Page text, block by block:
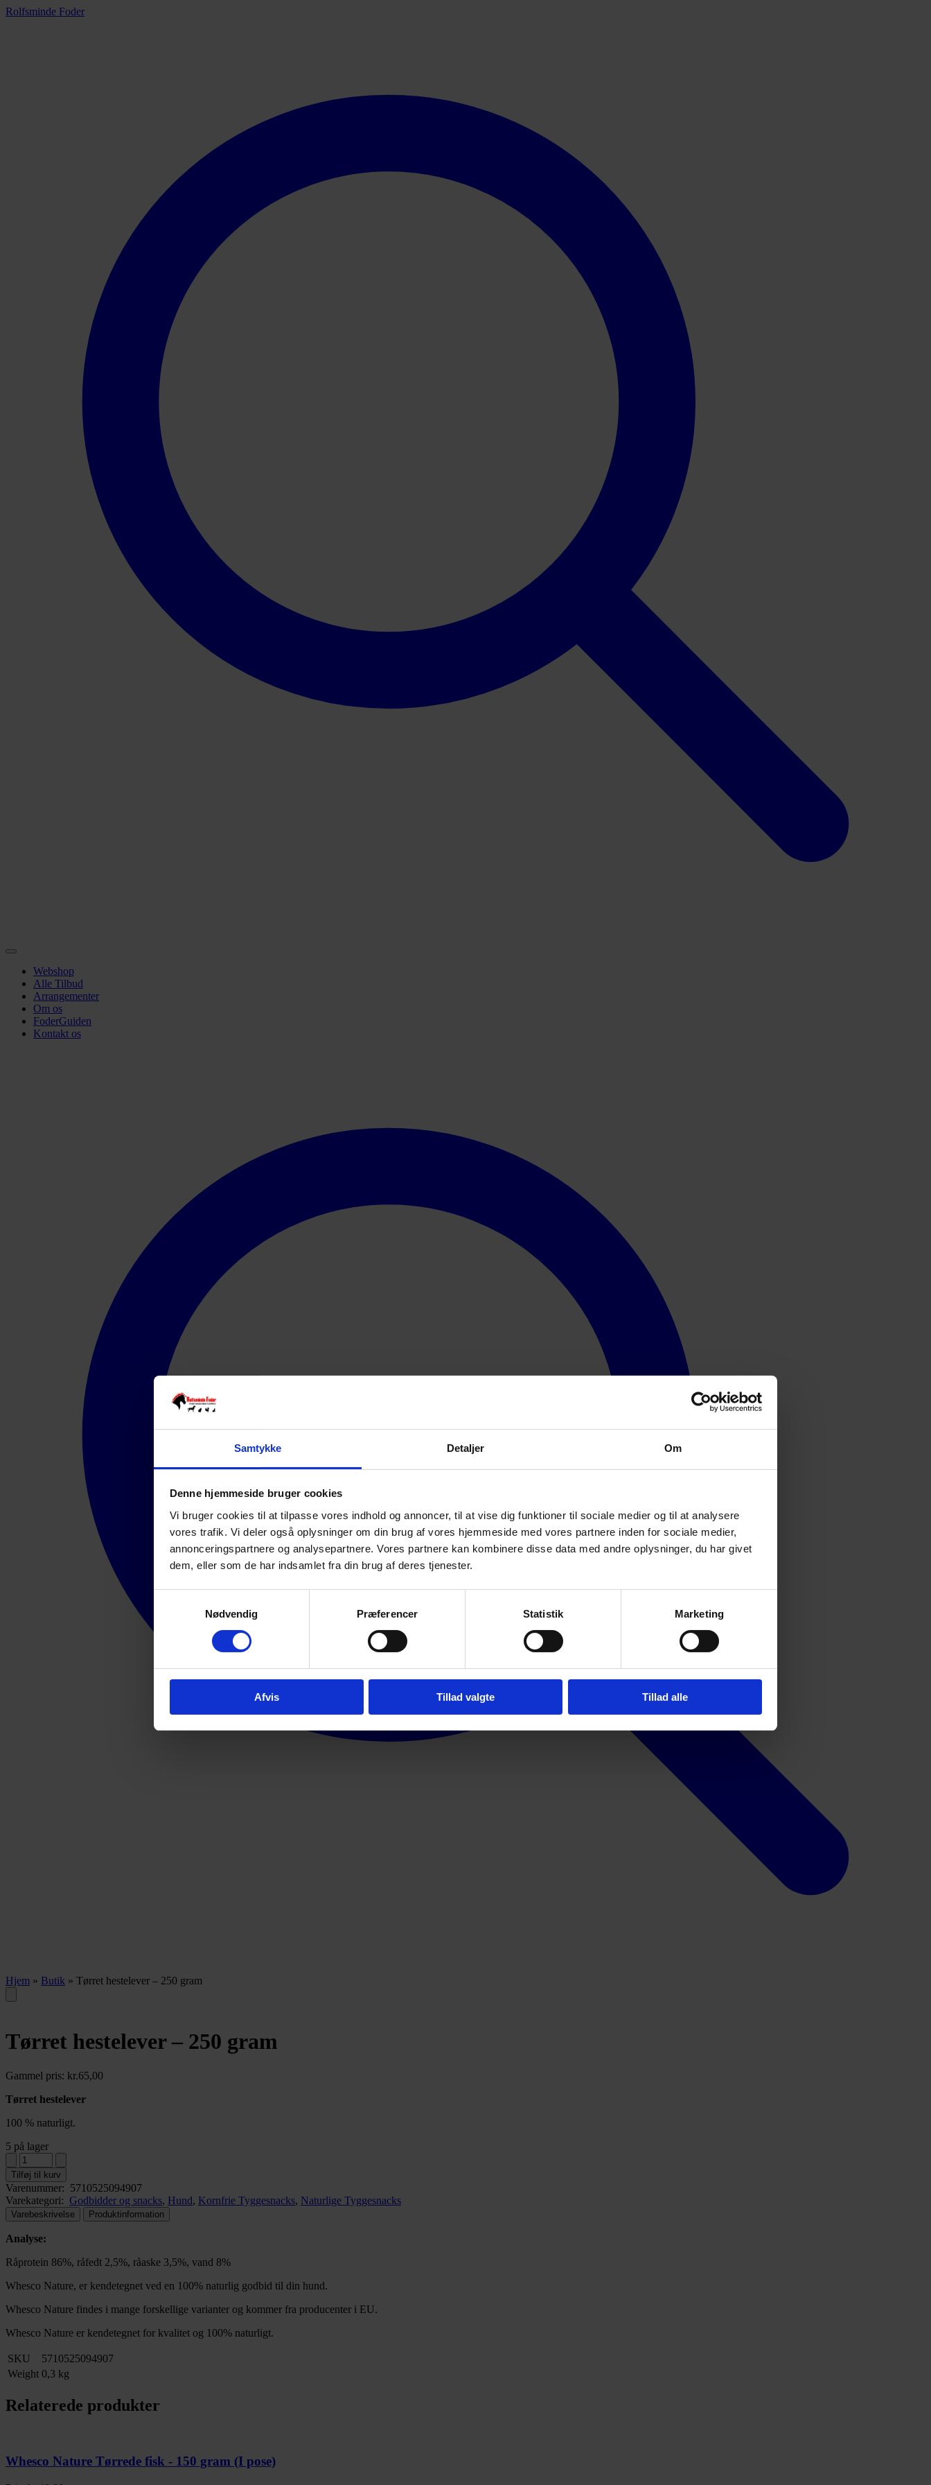
Samtykke Detaljer Om
Denne hjemmeside bruger cookies
Vi bruger cookies til at tilpasse vores indhold og annoncer, til at vise dig funktioner til sociale medier og til at analysere
vores trafik. Vi deler også oplysninger om din brug af vores hjemmeside med vores partnere inden for sociale medier,
annonceringspartnere og analysepartnere. Vores partnere kan kombinere disse data med andre oplysninger, du har givet
dem, eller som de har indsamlet fra din brug af deres tjenester.
Nødvendig
Præferencer Statistik Marketing
Afvis Tillad valgte Tillad alle
Rolfsminde Foder
Webshop
Alle Tilbud
Arrangementer
Om os
FoderGuiden
Kontakt os
Hjem » Butik » Tørret hestelever – 250 gram
Tørret hestelever – 250 gram
Gammel pris: kr.65,00
Tørret hestelever
100 % naturligt.
5 på lager
Tilføj til kurv
Varenummer: 5710525094907
Varekategori: Godbidder og snacks, Hund, Kornfrie Tyggesnacks, Naturlige Tyggesnacks
Varebeskrivelse Produktinformation
Analyse:
Råprotein 86%, råfedt 2,5%, råaske 3,5%, vand 8%
Whesco Nature, er kendetegnet ved en 100% naturlig godbid til din hund.
Whesco Nature findes i mange forskellige varianter og kommer fra producenter i EU.
Whesco Nature er kendetegnet for kvalitet og 100% naturligt.
SKU
5710525094907
Weight 0,3 kg
Relaterede produkter
Whesco Nature Tørrede fisk - 150 gram (I pose)